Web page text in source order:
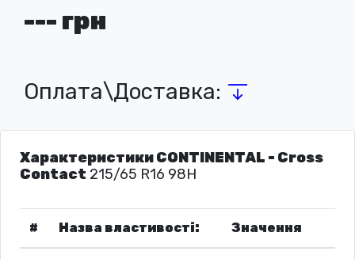
--- грн
Оплата\Доставка:
Характеристики CONTINENTAL - Cross
Contact 215/65 R16 98H
# Назва властивості: Значення